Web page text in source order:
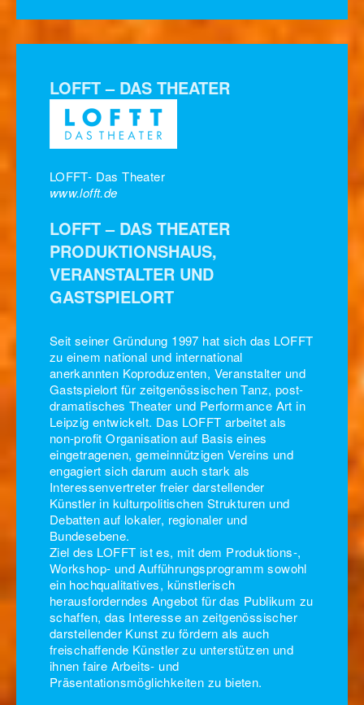
LOFFT – DAS THEATER
LOFFT- Das Theater
www.lofft.de
LOFFT – DAS THEATER
PRODUKTIONSHAUS,
VERANSTALTER UND
GASTSPIELORT
Seit seiner Gründung 1997 hat sich das LOFFT
zu einem national und international
anerkannten Koproduzenten, Veranstalter und
Gastspielort für zeitgenössischen Tanz, post-
dramatisches Theater und Performance Art in
Leipzig entwickelt. Das LOFFT arbeitet als
non-profit Organisation auf Basis eines
eingetragenen, gemeinnützigen Vereins und
engagiert sich darum auch stark als
Interessenvertreter freier darstellender
Künstler in kulturpolitischen Strukturen und
Debatten auf lokaler, regionaler und
Bundesebene.
Ziel des LOFFT ist es, mit dem Produktions-,
Workshop- und Aufführungsprogramm sowohl
ein hochqualitatives, künstlerisch
herausforderndes Angebot für das Publikum zu
schaffen, das Interesse an zeitgenössischer
darstellender Kunst zu fördern als auch
freischaffende Künstler zu unterstützen und
ihnen faire Arbeits- und
Präsentationsmöglichkeiten zu bieten.